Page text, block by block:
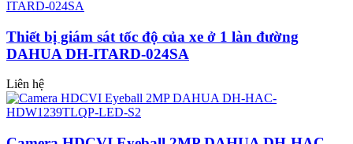
Thiết bị giám sát tốc độ của xe ở 1 làn đường
DAHUA DH-ITARD-024SA
Liên hệ